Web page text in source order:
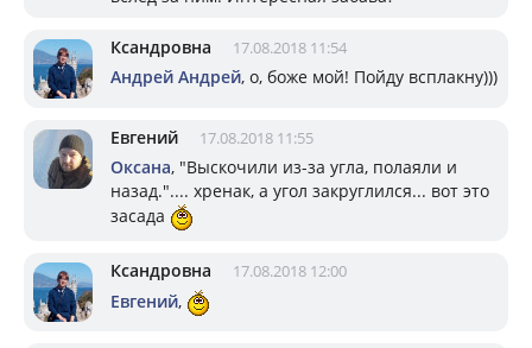
Ксандровна 17.08.2018 11:54
Андрей Андрей, о, боже мой! Пойду всплакну)))
Евгений 17.08.2018 11:55
Оксана, "Выскочили из-за угла, полаяли и
назад.".... хренак, а угол закруглился... вот это
засада
Ксандровна 17.08.2018 12:00
Евгений,